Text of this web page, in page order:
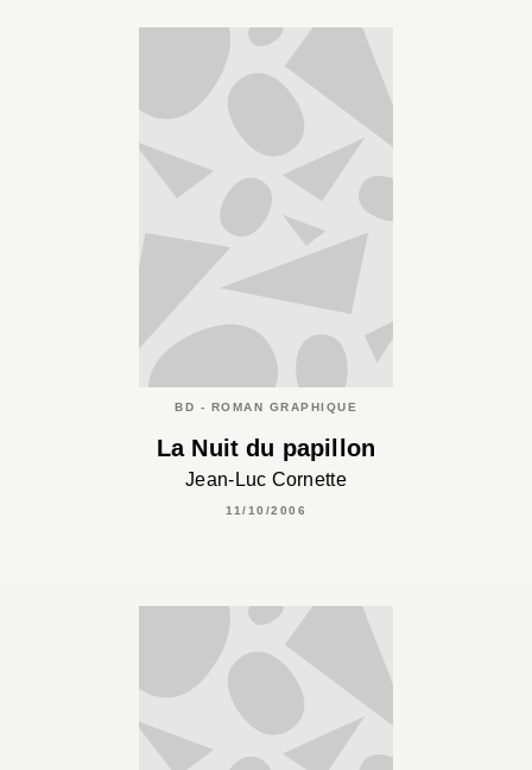
BD - ROMAN GRAPHIQUE
La Nuit du papillon
Jean-Luc Cornette
11/10/2006